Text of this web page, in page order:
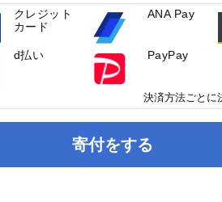
寄付をする
クレジット
カード
ANA Pay
d払い PayPay
決済方法ごとに